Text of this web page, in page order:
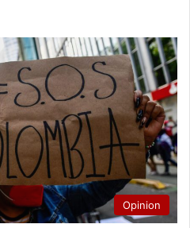
Opinion